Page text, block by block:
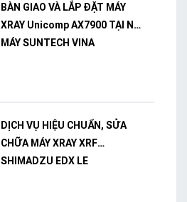
BÀN GIAO VÀ LẮP ĐẶT MÁY
XRAY Unicomp AX7900 TẠI NHÀ
MÁY SUNTECH VINA
DỊCH VỤ HIỆU CHUẨN, SỬA
CHỮA MÁY XRAY XRF
SHIMADZU EDX LE